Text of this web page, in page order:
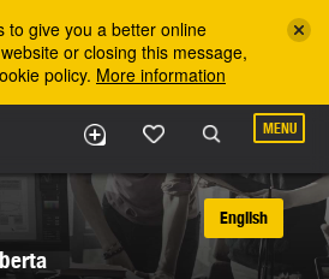
to give you a better online
or closing this message,
policy. More information
MENU
English